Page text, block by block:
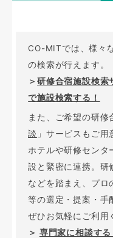
CO-MITでは、様々
の検索が行えます。
＞研修合宿施設検索
で施設検索する！
また、ご希望の研
談 」サービスもご用
ホテルや研修センタ
設と緊密に連携。研
などを踏まえ、プロ
等の選定・提案・手
ぜひお気軽にご利用
＞ 専門家に相談する